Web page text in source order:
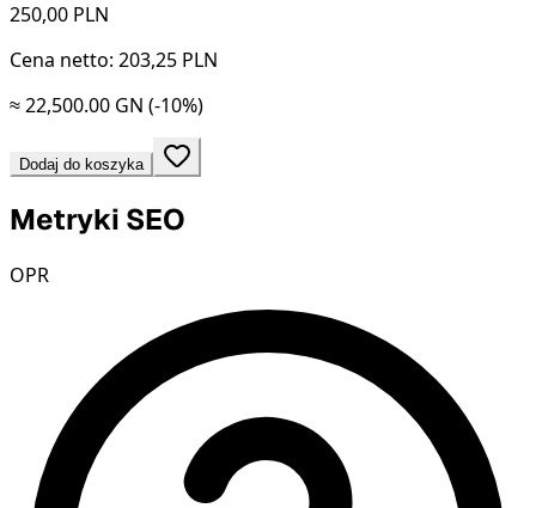
250,00 PLN
Cena netto: 203,25 PLN
≈ 22,500.00 GN (-10%)
Dodaj do koszyka
Metryki SEO
OPR